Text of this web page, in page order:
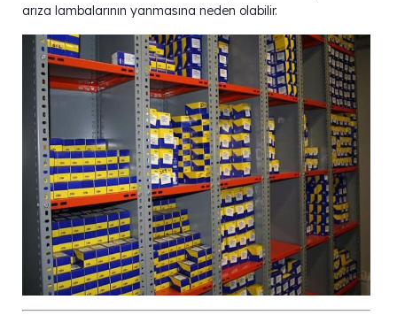
arıza lambalarının yanmasına neden olabilir.